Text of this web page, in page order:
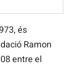
és
Ramon
entre el